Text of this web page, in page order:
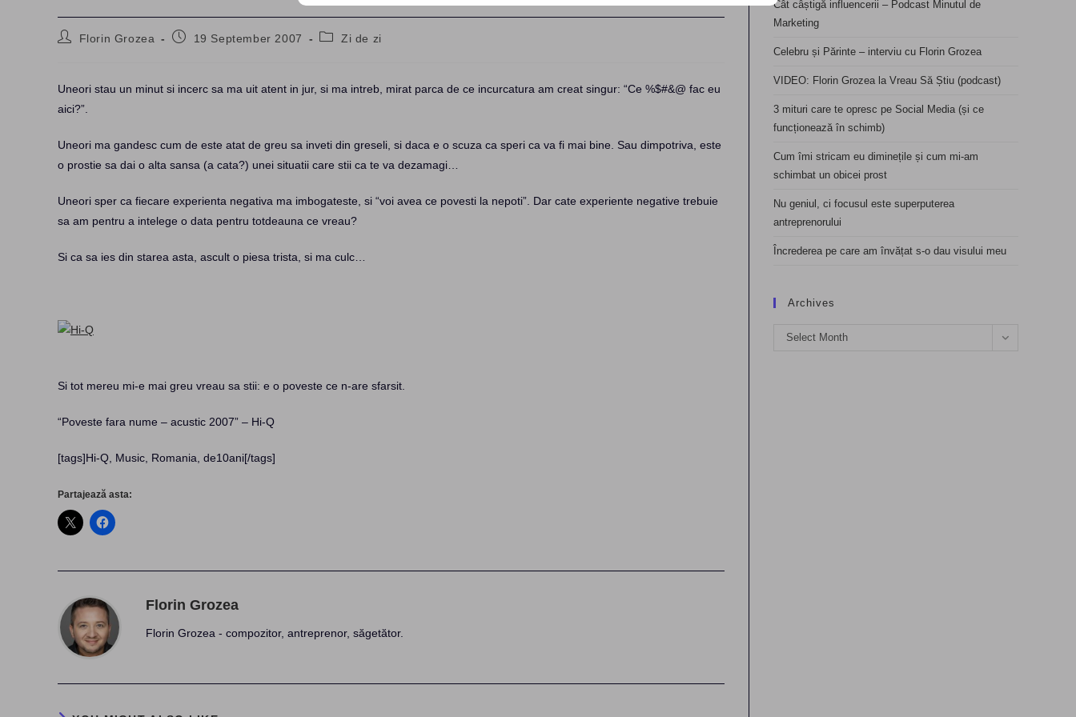
PostFlorin Grozea
Post19 September 2007
PostZi de zi
Uneori stau un minut si incerc sa ma uit atent in jur, si ma intreb, mirat parca de ce incurcatura am creat singur: “Ce %$#&@ fac eu
aici?”.
Uneori ma gandesc cum de este atat de greu sa inveti din greseli, si daca e o scuza ca speri ca va fi mai bine. Sau dimpotriva, este
o prostie sa dai o alta sansa (a cata?) unei situatii care stii ca te va dezamagi…
Uneori sper ca fiecare experienta negativa ma imbogateste, si “voi avea ce povesti la nepoti”. Dar cate experiente negative trebuie
sa am pentru a intelege o data pentru totdeauna ce vreau?
Si ca sa ies din starea asta, ascult o piesa trista, si ma culc…
Si tot mereu mi-e mai greu vreau sa stii: e o poveste ce n-are sfarsit.
“Poveste fara nume – acustic 2007” – Hi-Q
[tags]Hi-Q, Music, Romania, de10ani[/tags]
Partajează asta:
Florin Grozea
Florin Grozea - compozitor, antreprenor, săgetător.
Cât câștigă influencerii – Podcast Minutul de
Marketing
Celebru și Părinte – interviu cu Florin Grozea
VIDEO: Florin Grozea la Vreau Să Știu (podcast)
3 mituri care te opresc pe Social Media (și ce
funcționează în schimb)
Cum îmi stricam eu diminețile și cum mi-am
schimbat un obicei prost
Nu geniul, ci focusul este superputerea
antreprenorului
Încrederea pe care am învățat s-o dau visului meu
Archives
Archives
Select Month